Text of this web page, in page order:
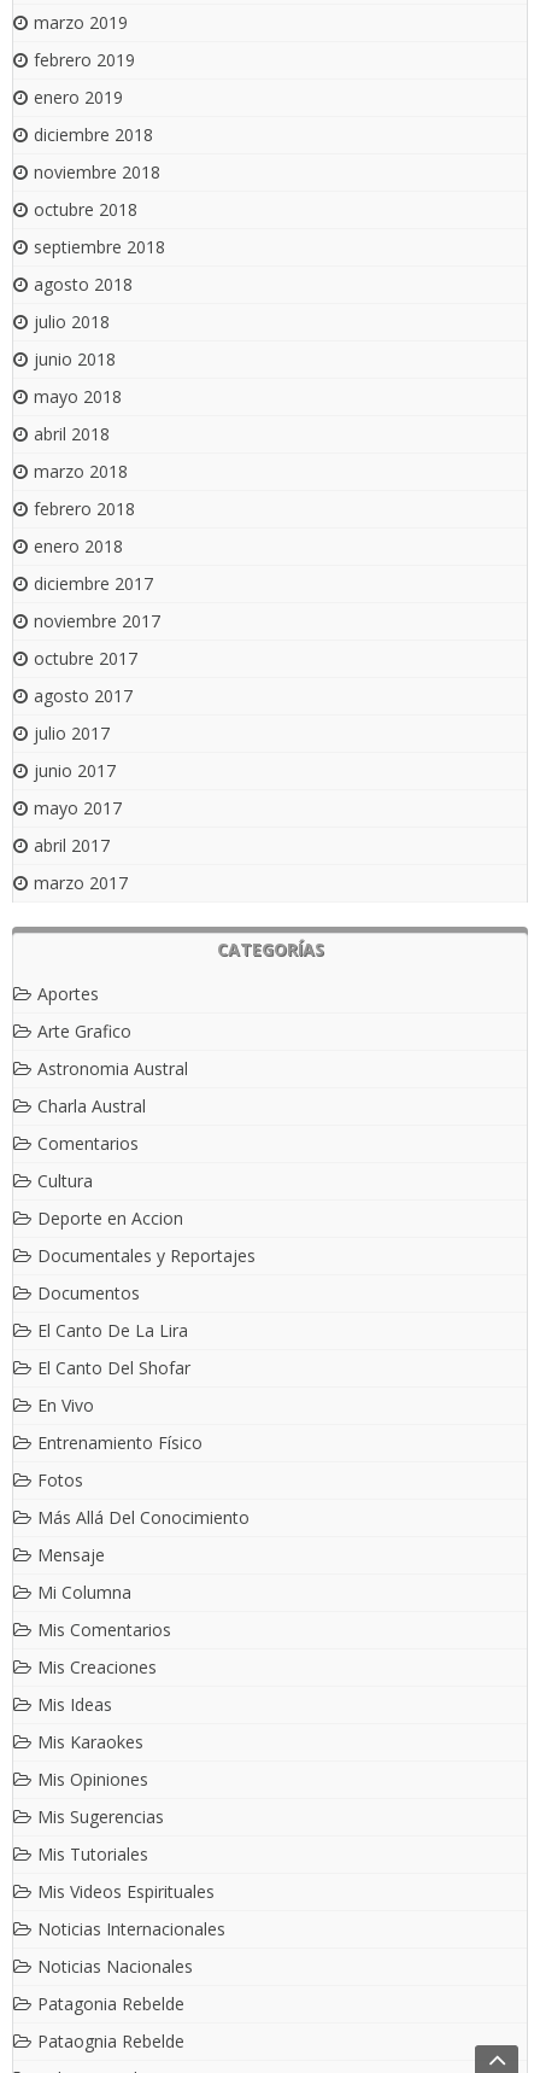
marzo 2019
febrero 2019
enero 2019
diciembre 2018
noviembre 2018
octubre 2018
septiembre 2018
agosto 2018
julio 2018
junio 2018
mayo 2018
abril 2018
marzo 2018
febrero 2018
enero 2018
diciembre 2017
noviembre 2017
octubre 2017
agosto 2017
julio 2017
junio 2017
mayo 2017
abril 2017
marzo 2017
CATEGORÍAS
Aportes
Arte Grafico
Astronomia Austral
Charla Austral
Comentarios
Cultura
Deporte en Accion
Documentales y Reportajes
Documentos
El Canto De La Lira
El Canto Del Shofar
En Vivo
Entrenamiento Físico
Fotos
Más Allá Del Conocimiento
Mensaje
Mi Columna
Mis Comentarios
Mis Creaciones
Mis Ideas
Mis Karaokes
Mis Opiniones
Mis Sugerencias
Mis Tutoriales
Mis Videos Espirituales
Noticias Internacionales
Noticias Nacionales
Patagonia Rebelde
Pataognia Rebelde